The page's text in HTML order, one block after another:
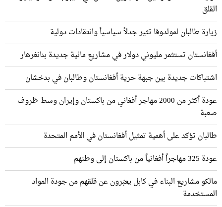
القلق
زيارة طالبان لمولدوفا تثير جدلاً سياسياً وانتقادات دولية
أفغانستان تستثمر مليوني دولار في مشاريع مائية جديدة بنانغرهار
اشتباكات جديدة بين جبهة حرية أفغانستان وطالبان في بدخشان
عودة أكثر من 2000 مهاجر أفغاني من باكستان وإيران وسط ظروف
صعبة
طالبان تؤكد على أهمية تمثيل أفغانستان في الأمم المتحدة
عودة 325 مهاجراً أفغانياً من باكستان إلى وطنهم
مالكو مشاريع البناء في كابل يعبّرون عن قلقهم من جودة المواد
المستخدمة